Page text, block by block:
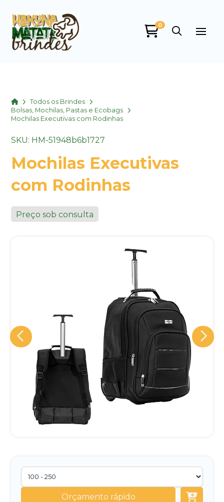
0
HomeTodos os Brindes
Bolsas, Mochilas, Pastas e Ecobags
Mochilas Executivas com Rodinhas
SKU: HM-51948b6b1727
Mochilas Executivas
com Rodinhas
Preço sob consulta
Orçamento rápido